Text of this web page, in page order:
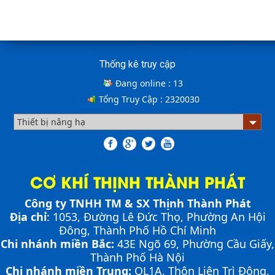
Cầu xe nâng tên tiếng anh là gì? | Cầu xe nâng
Cầu xe nâng tên tiếng Anh là gì??? Đây là điều khiến
THÀNH PHÁT giải đáp nhé!!!
ƯU ĐIỂM CỦA SÀN NÂNG THỦY LỰC NHỎ -
NHỮNG THIẾT BỊ CHUYÊN DỤNG TRONG
VẬN HÀNH KHO VẬN
Bơm thủy lực Dock leveler
Cầu container - Giải pháp nâng dỡ hàng
container an toàn, hiệu quả
Thống kê truy cập
Đang online : 13
Tổng Truy Cập : 2320030
CƠ KHÍ THỊNH THÀNH PHÁT
Công ty TNHH TM & SX Thịnh Thành Phát
Địa chỉ: 1053, Đường Lê Đức Thọ, Phường An Hội
Đông, Thành Phố Hồ Chí Minh
Chi nhánh miền Bắc: 43E Ngõ 69, Phường Cầu Giấy,
Thành Phố Hà Nội
Chi nhánh miền Trung: QL1A, Thôn Liên Trì Đông,